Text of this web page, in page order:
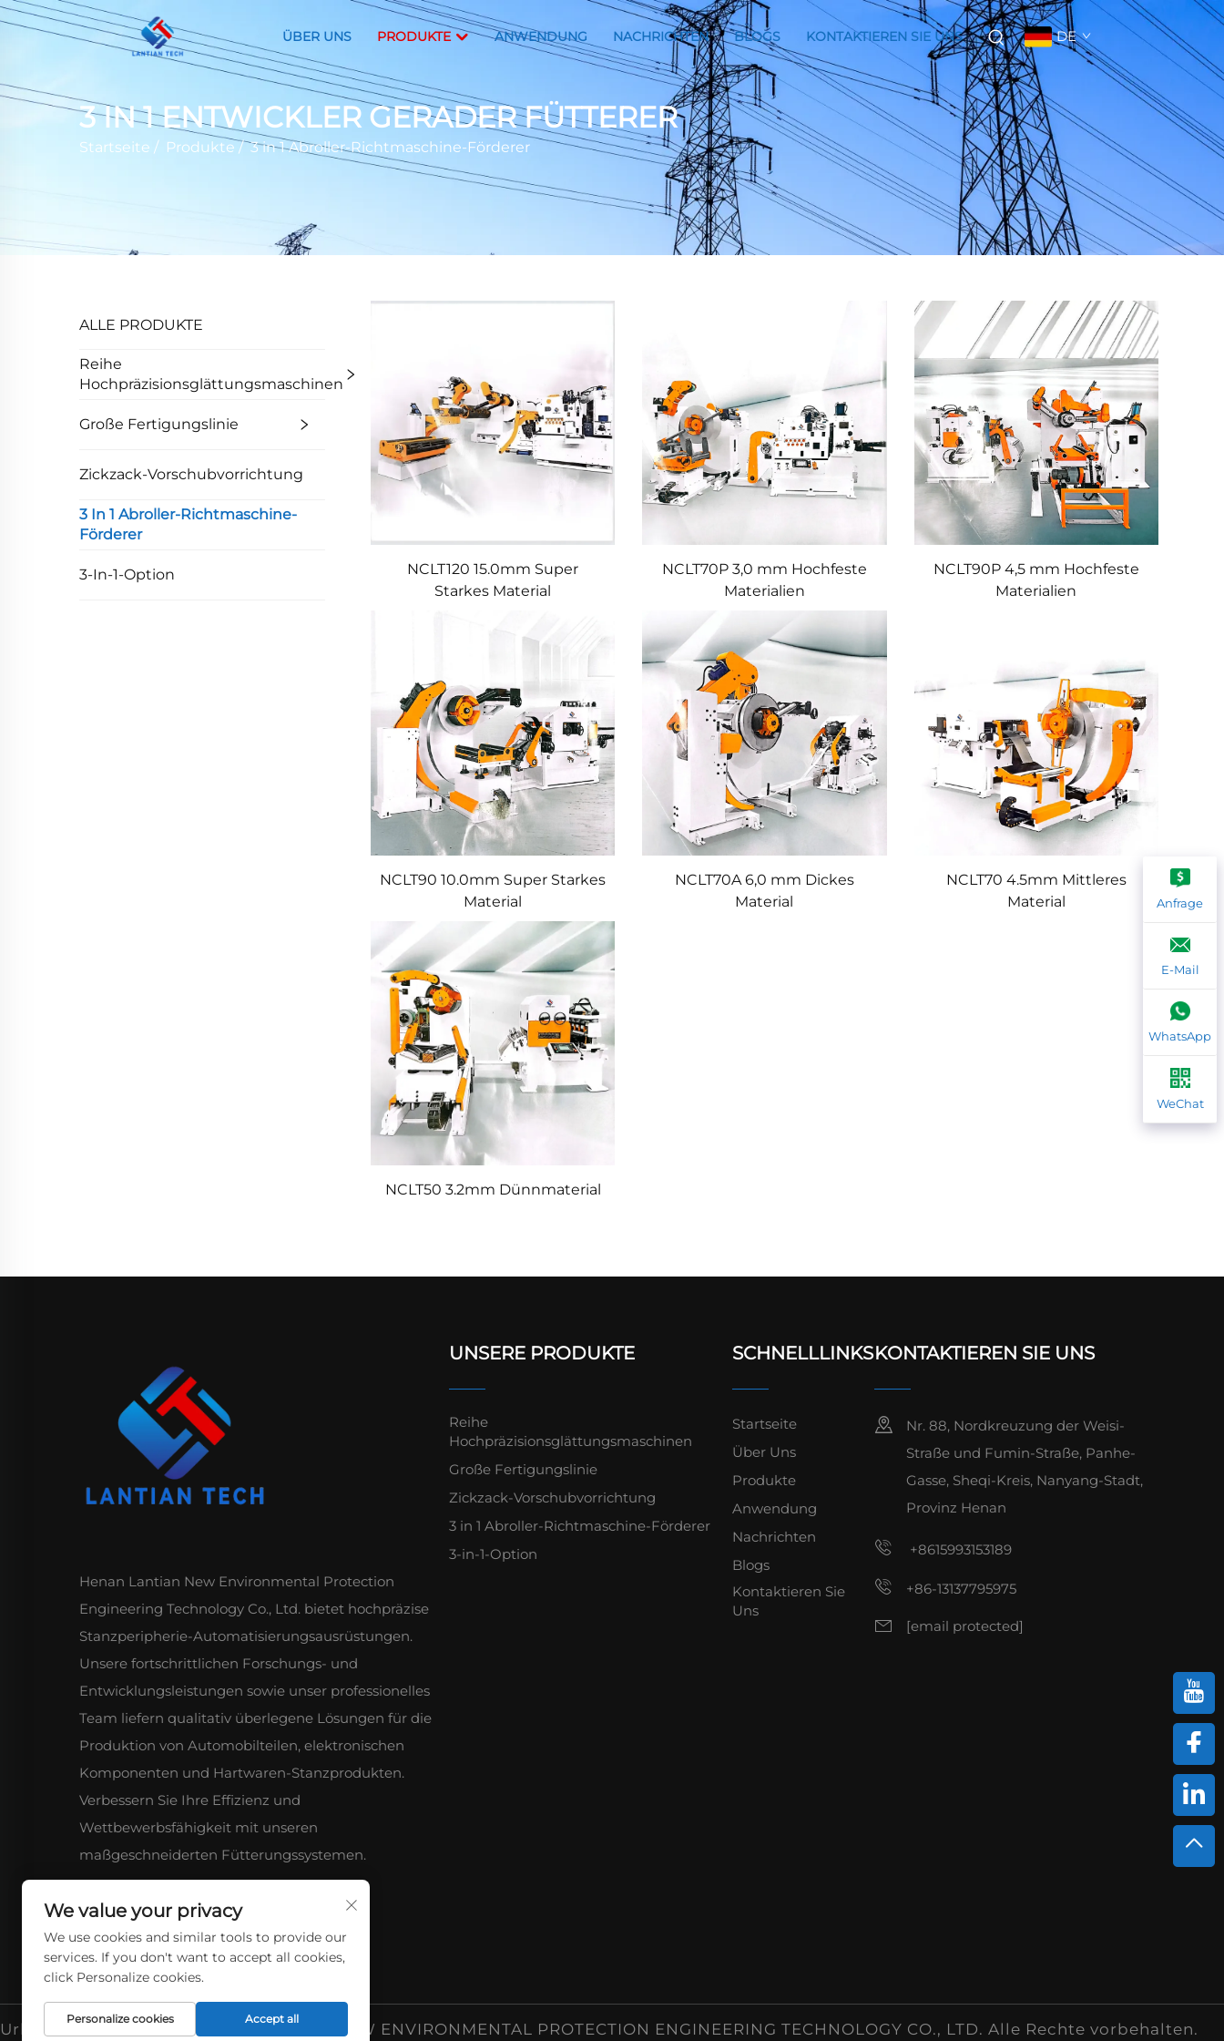
ÜBER UNS PRODUKTE ANWENDUNG NACHRICHTEN BLOGS KONTAKTIEREN SIE UNS DE
3 IN 1 ENTWICKLER GERADER FÜTTERER
Startseite / Produkte/3 in 1 Abroller-Richtmaschine-Förderer
ALLE PRODUKTE
Reihe
Hochpräzisionsglättungsmaschinen
Große Fertigungslinie
Zickzack-Vorschubvorrichtung
3 In 1 Abroller-Richtmaschine-
Förderer
3-In-1-Option
NCLT120 15.0mm Super
Starkes Material
NCLT70P 3,0 mm Hochfeste
Materialien
NCLT90P 4,5 mm Hochfeste
Materialien
NCLT90 10.0mm Super Starkes
Material
NCLT70A 6,0 mm Dickes
Material
NCLT70 4.5mm Mittleres
Material
NCLT50 3.2mm Dünnmaterial
Anfrage
E-Mail
WhatsApp
WeChat
Henan Lantian New Environmental Protection
Engineering Technology Co., Ltd. bietet hochpräzise
Stanzperipherie-Automatisierungsausrüstungen.
Unsere fortschrittlichen Forschungs- und
Entwicklungsleistungen sowie unser professionelles
Team liefern qualitativ überlegene Lösungen für die
Produktion von Automobilteilen, elektronischen
Komponenten und Hartwaren-Stanzprodukten.
Verbessern Sie Ihre Effizienz und
Wettbewerbsfähigkeit mit unseren
maßgeschneiderten Fütterungssystemen.
UNSERE PRODUKTE
Reihe
Hochpräzisionsglättungsmaschinen
Große Fertigungslinie
Zickzack-Vorschubvorrichtung
3 in 1 Abroller-Richtmaschine-Förderer
3-in-1-Option
SCHNELLLINKS
Startseite
Über Uns
Produkte
Anwendung
Nachrichten
Blogs
Kontaktieren Sie
Uns
KONTAKTIEREN SIE UNS
Nr. 88, Nordkreuzung der Weisi-
Straße und Fumin-Straße, Panhe-
Gasse, Sheqi-Kreis, Nanyang-Stadt,
Provinz Henan
+8615993153189
+86-13137795975
[email protected]
Urheberrecht © 2026 HENAN LANTIAN NEW ENVIRONMENTAL PROTECTION ENGINEERING TECHNOLOGY CO., LTD. Alle Rechte vorbehalten.
We value your privacy
We use cookies and similar tools to provide our
services. If you don't want to accept all cookies,
click Personalize cookies.
Personalize cookies Accept all